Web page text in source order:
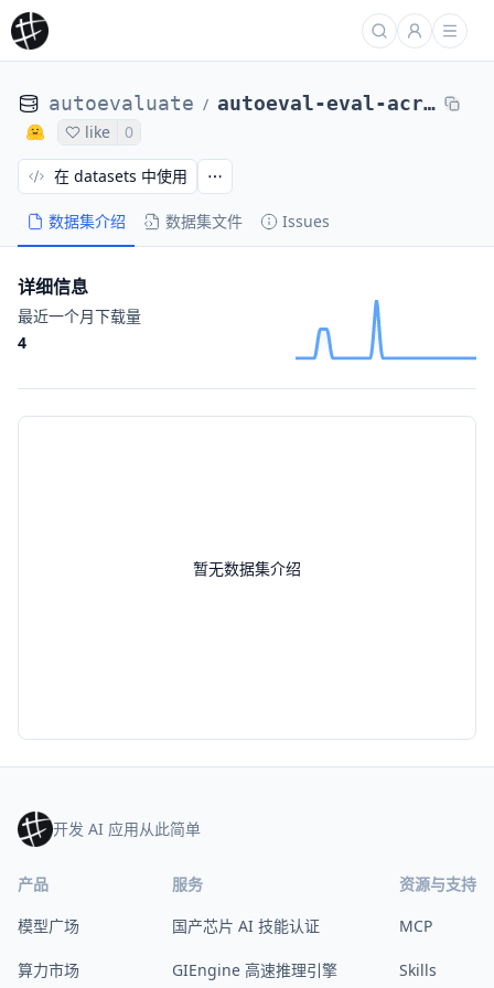
autoevaluate / autoeval-eval-acronym_identification-default-16a642-3209590058
like 0
数据集介绍 数据集文件 Issues
在 datasets 中使用
暂无数据集介绍
详细信息
最近一个月下载量
4
开发 AI 应用从此简单
产品
模型广场
算力市场
服务
国产芯片 AI 技能认证
GIEngine 高速推理引擎
资源与支持
MCP
Skills